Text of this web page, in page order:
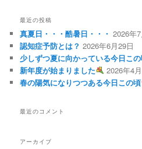
最近の投稿
真夏日・・・酷暑日・・・ 2026年
認知症予防とは？ 2026年6月29日
少しずつ夏に向かっている今日こ
新年度が始まりました
2026年4
春の陽気になりつつある今日この頃
最近のコメント
アーカイブ